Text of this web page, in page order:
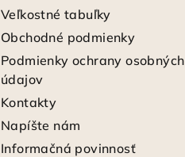
Veľkostné tabuľky
Obchodné podmienky
Podmienky ochrany osobných
údajov
Kontakty
Napíšte nám
Informačná povinnosť